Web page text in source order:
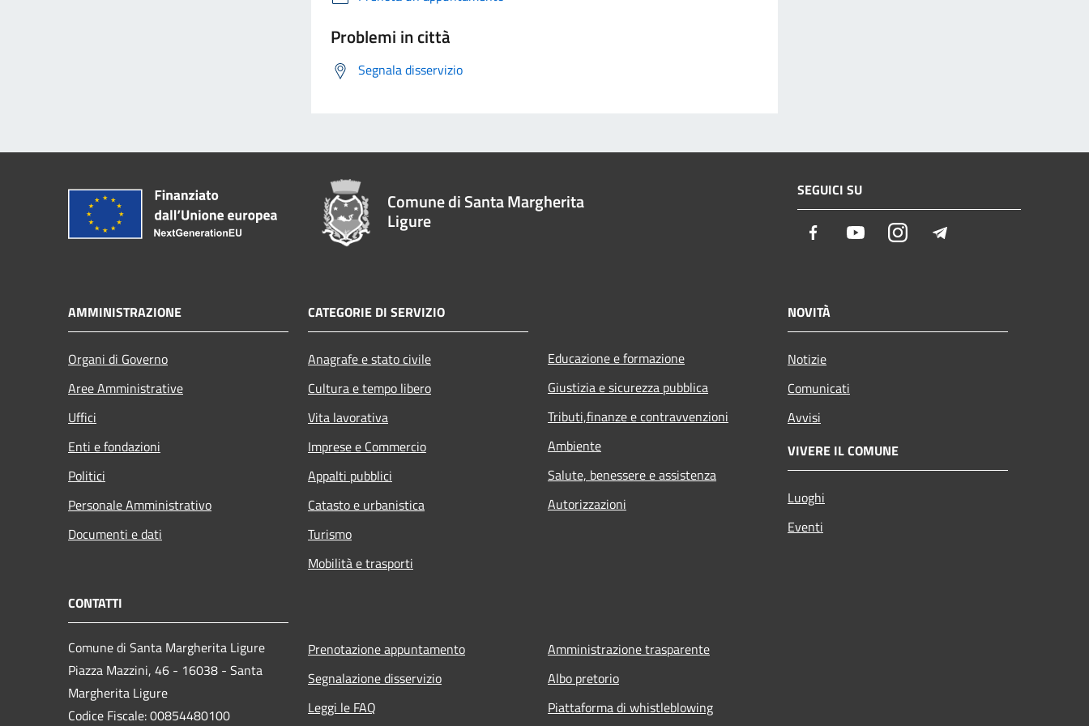
Problemi in città
Segnala disservizio
Comune di Santa Margherita
Ligure
SEGUICI SU
Facebook YoutubeInstagram
AMMINISTRAZIONE
Organi di Governo
Aree Amministrative
Uffici
Enti e fondazioni
Politici
Personale Amministrativo
Documenti e dati
CATEGORIE DI SERVIZIO
Anagrafe e stato civile
Cultura e tempo libero
Vita lavorativa
Imprese e Commercio
Appalti pubblici
Catasto e urbanistica
Turismo
Mobilità e trasporti
Educazione e formazione
Giustizia e sicurezza pubblica
Tributi,finanze e contravvenzioni
Ambiente
Salute, benessere e assistenza
Autorizzazioni
NOVITÀ
Notizie
Comunicati
Avvisi
VIVERE IL COMUNE
Luoghi
Eventi
CONTATTI
Comune di Santa Margherita Ligure
Piazza Mazzini, 46 - 16038 - Santa
Margherita Ligure
Codice Fiscale: 00854480100
Prenotazione appuntamento
Segnalazione disservizio
Leggi le FAQ
Amministrazione trasparente
Albo pretorio
Piattaforma di whistleblowing